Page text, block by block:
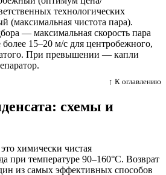
технологических
(максимальная чистота пара).
— максимальная скорость пара
более 15–20 м/с для центробежного,
При превышении — капли
↑ К оглавлению
схемы и
химически чистая
при температуре 90–160°C. Возврат
из самых эффективных способов